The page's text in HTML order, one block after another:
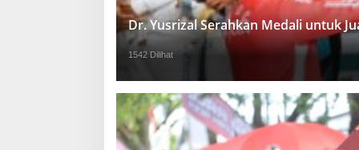
Dr. Yusrizal Serahkan Medali untuk
1542 Dilihat